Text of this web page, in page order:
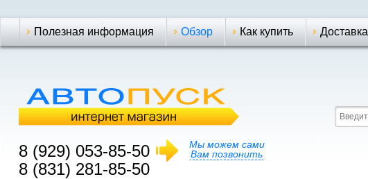
Полезная информация Обзор Как купить Доставка
8 (929) 053-85-50
8 (831) 281-85-50
Мы можем сами
Вам позвонить